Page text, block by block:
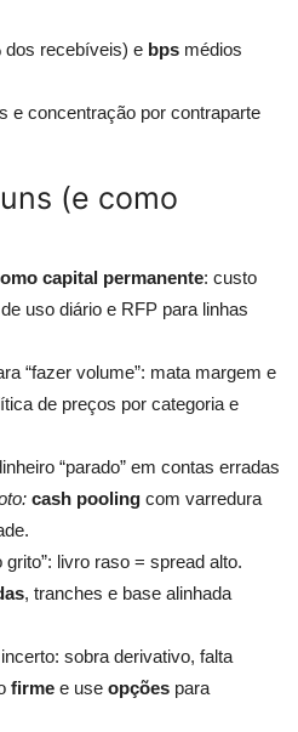
dos recebíveis) e bps médios
e concentração por contraparte
(e como
capital permanente: custo
uso diário e RFP para linhas
“fazer volume”: mata margem e
de preços por categoria e
“parado” em contas erradas
cash pooling com varredura
grito”: livro raso = spread alto.
, tranches e base alinhada
sobra derivativo, falta
firme e use opções para